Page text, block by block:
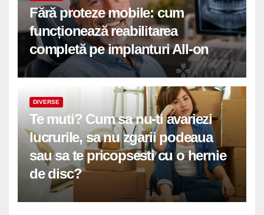
Fără proteze mobile: cum
funcționează reabilitarea
completă pe implanturi All-on
DIVERSE
Te muti? Cum sa nu-ti avariezi
lucrurile, sa nu zgarii podeaua
sau sa te pricopsesti cu o hernie
de disc?